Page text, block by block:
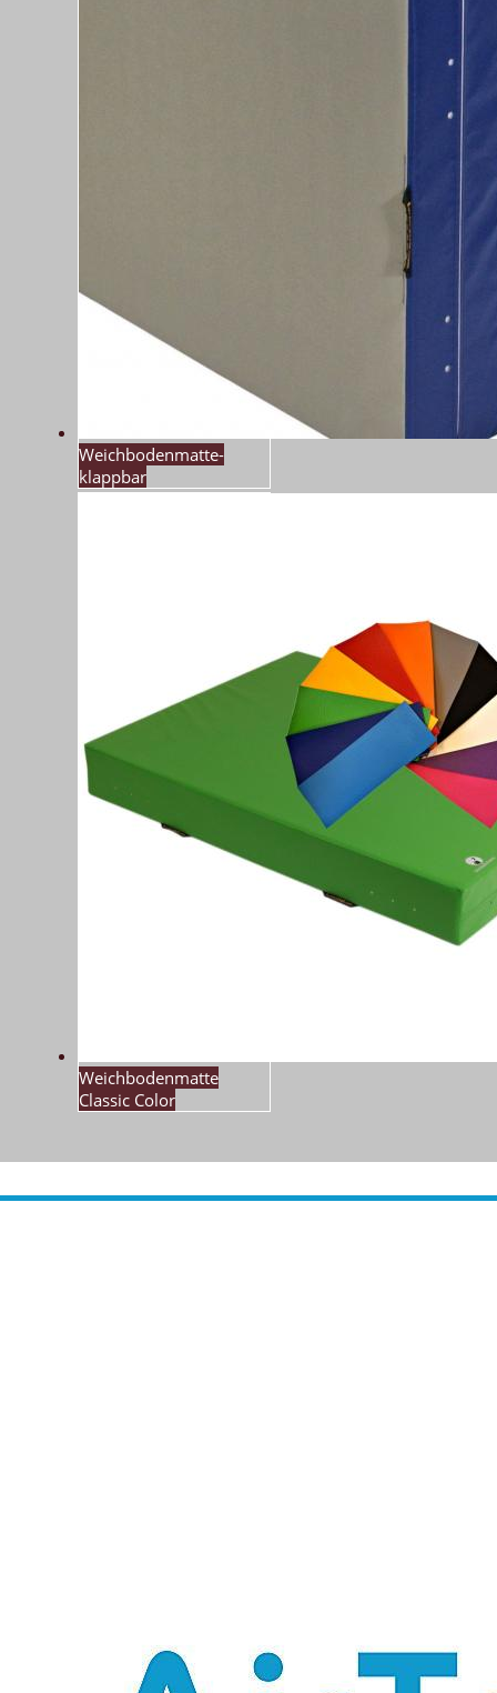
Weichbodenmatte-
klappbar
Weichbodenmatte
Classic Color